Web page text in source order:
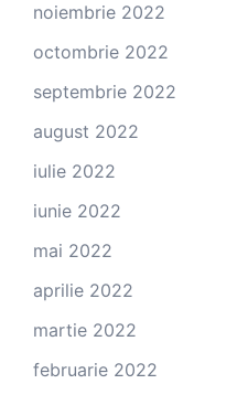
noiembrie 2022
octombrie 2022
septembrie 2022
august 2022
iulie 2022
iunie 2022
mai 2022
aprilie 2022
martie 2022
februarie 2022